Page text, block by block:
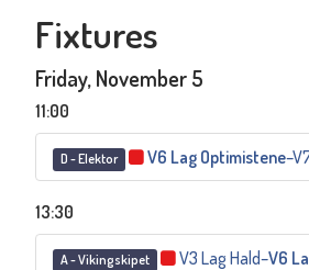
Fixtures
Friday, November 5
11:00
D - Elektor V6 Lag Optimistene–
13:30
A - Vikingskipet V3 Lag Hald–V6